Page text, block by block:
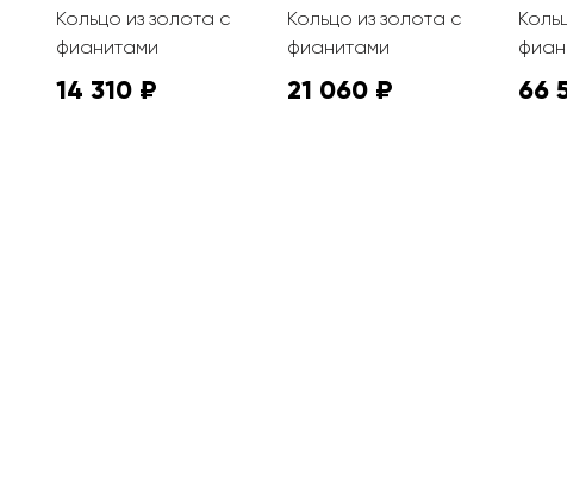
Кольцо из золота с
фианитами
14 310 ₽
Кольцо из золота с
фианитами
21 060 ₽ 66